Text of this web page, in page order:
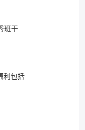
班干
利包括